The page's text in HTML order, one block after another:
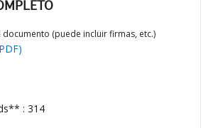
(puede incluir firmas, etc.)
: 314